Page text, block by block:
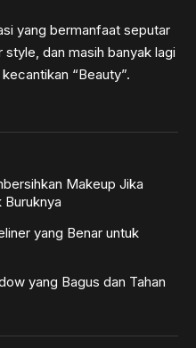
yang bermanfaat seputar
dan masih banyak lagi
“Beauty”.
Makeup Jika
Buruknya
yang Benar untuk
yang Bagus dan Tahan